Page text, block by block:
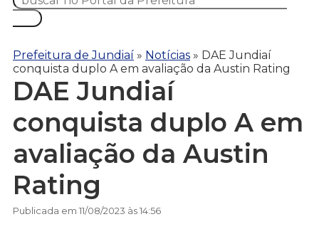
Prefeitura de Jundiaí » Notícias » DAE Jundiaí
conquista duplo A em avaliação da Austin Rating
DAE Jundiaí
conquista duplo A em
avaliação da Austin
Rating
Publicada em 11/08/2023 às 14:56